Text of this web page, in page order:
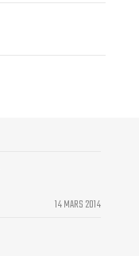
14 MARS 2014